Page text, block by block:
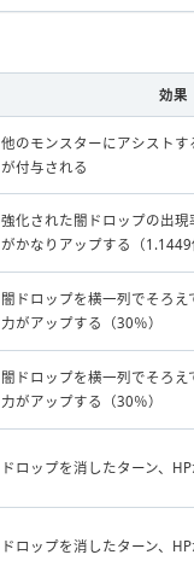
効果
他のモンスターにアシスト
が付与される
強化された闇ドロップの出
がかなりアップする（1.1449
闇ドロップを横一列でそろ
力がアップする（30％）
闇ドロップを横一列でそろ
力がアップする（30％）
ドロップを消したターン、
ドロップを消したターン、